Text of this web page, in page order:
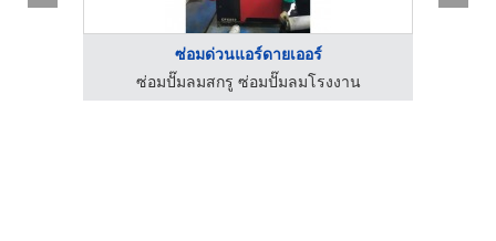
ซ่อมด่วนแอร์ดายเออร์
ซ่อมปั๊มลมสกรู ซ่อมปั๊มลมโรงงาน